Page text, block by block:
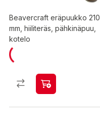
Beavercraft eräpuukko 210
mm, hiiliteräs, pähkinäpuu,
kotelo